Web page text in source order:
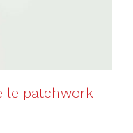
le patchwork